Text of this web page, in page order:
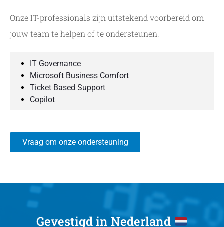
Onze IT-professionals zijn uitstekend voorbereid om
jouw team te helpen of te ondersteunen.
IT Governance
Microsoft Business Comfort
Ticket Based Support
Copilot
Vraag om onze ondersteuning
Gevestigd in Nederland